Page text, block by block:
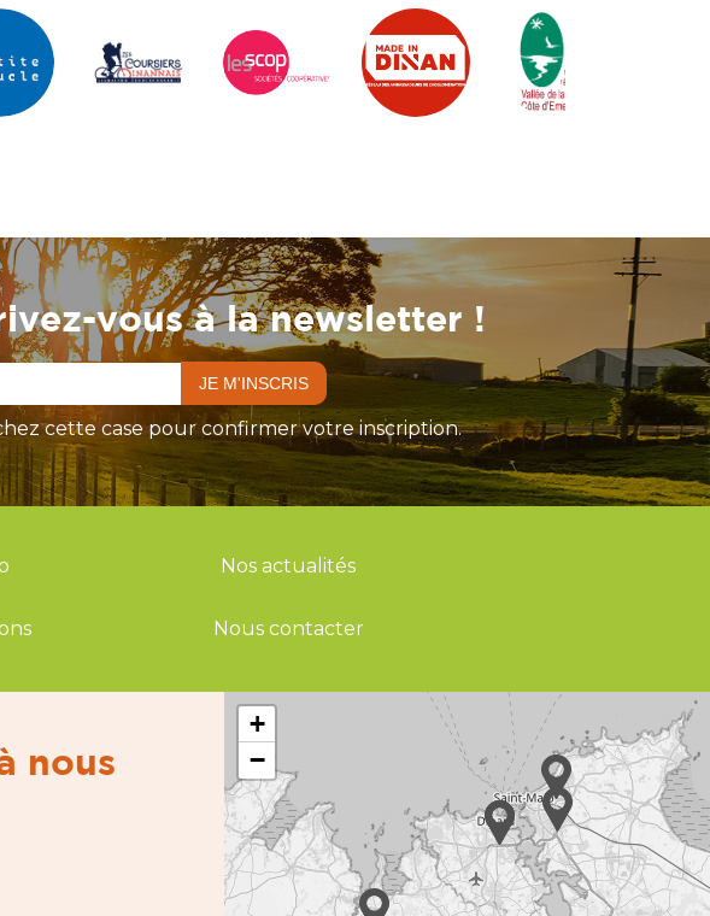
vous à la newsletter !
cette case pour confirmer votre inscription.
Nos actualités
Nous contacter
nous
+
−